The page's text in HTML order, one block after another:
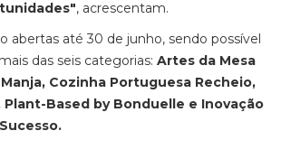
, acrescentam.
abertas até 30 de junho, sendo possível
das seis categorias: Artes da Mesa
Cozinha Portuguesa Recheio,
Plant-Based by Bonduelle e Inovação